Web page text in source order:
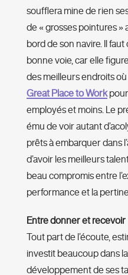
soufflera mine de rien
de « grosses pointures »
bord de son navire. Il faut
bonne voie, car elle
des meilleurs endroits
Great Place to Workpour
employés et moins. Le
ému de voir autant
prêts à embarquer dans
d’avoir les meilleurs
beau compromis entre
performance et la
Entre donner et recevoir
Tout part de l’écoute,
investit beaucoup dans
développement de ses